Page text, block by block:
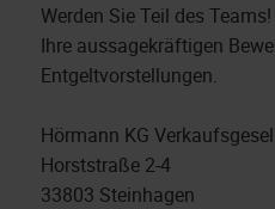
Werden Sie Teil des
Ihre aussagekräftigen
Entgeltvorstellungen.
Hörmann KG
Horststraße 2-4
33803 Steinhagen